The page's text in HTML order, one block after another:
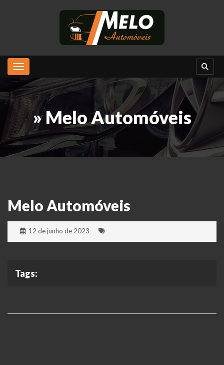
Toggle navigation
» Melo Automóveis
Melo Automóveis
12 de junho de 2023
Tags: